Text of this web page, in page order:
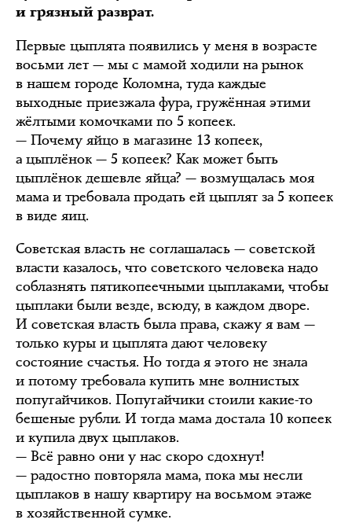
и грязный разврат.
Первые цыплята появились у меня в возрасте
восьми лет — мы с мамой ходили на рынок
в нашем городе Коломна, туда каждые
выходные приезжала фура, гружённая этими
жёлтыми комочками по 5 копеек.
— Почему яйцо в магазине 13 копеек,
а цыплёнок — 5 копеек? Как может быть
цыплёнок дешевле яйца? — возмущалась моя
мама и требовала продать ей цыплят за 5 копеек
в виде яиц.
Советская власть не соглашалась — советской
власти казалось, что советского человека надо
соблазнять пятикопеечными цыплаками, чтобы
цыплаки были везде, всюду, в каждом дворе.
И советская власть была права, скажу я вам —
только куры и цыплята дают человеку
состояние счастья. Но тогда я этого не знала
и потому требовала купить мне волнистых
попугайчиков. Попугайчики стоили какие-то
бешеные рубли. И тогда мама достала 10 копеек
и купила двух цыплаков.
— Всё равно они у нас скоро сдохнут!
— радостно повторяла мама, пока мы несли
цыплаков в нашу квартиру на восьмом этаже
в хозяйственной сумке.